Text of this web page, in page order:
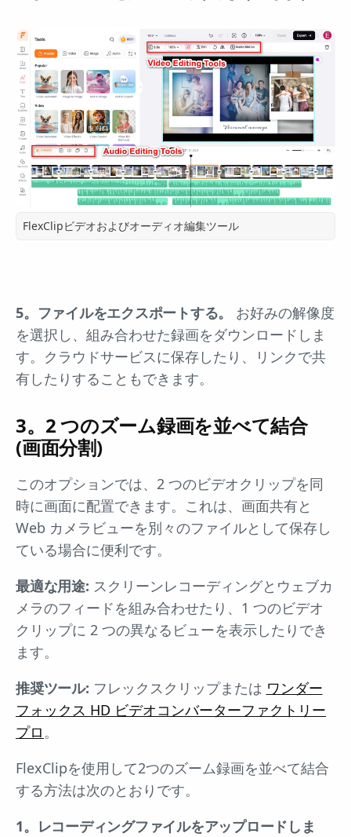
FlexClipビデオおよびオーディオ編集ツール
5。ファイルをエクスポートする。
お好みの解像度
を選択し、組み合わせた録画をダウンロードしま
す。クラウドサービスに保存したり、リンクで共
有したりすることもできます。
3。2 つのズーム録画を並べて結合
(画面分割)
このオプションでは、2 つのビデオクリップを同
時に画面に配置できます。これは、画面共有と
Web カメラビューを別々のファイルとして保存し
ている場合に便利です。
最適な用途: スクリーンレコーディングとウェブカ
メラのフィードを組み合わせたり、1 つのビデオ
クリップに 2 つの異なるビューを表示したりでき
ます。
推奨ツール: フレックスクリップまたは ワンダー
フォックス HD ビデオコンバーターファクトリー
プロ 。
FlexClipを使用して2つのズーム録画を並べて結合
する方法は次のとおりです。
1。レコーディングファイルをアップロードしま